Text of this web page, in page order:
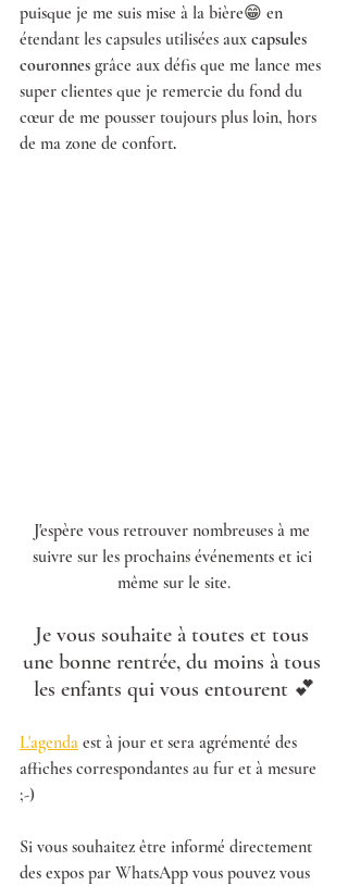
puisque je me suis mise à la bière😁 en
étendant les capsules utilisées aux capsules
couronnes grâce aux défis que me lance mes
super clientes que je remercie du fond du
cœur de me pousser toujours plus loin, hors
de ma zone de confort.
J'espère vous retrouver nombreuses à me
suivre sur les prochains événements et ici
même sur le site.
Je vous souhaite à toutes et tous
une bonne rentrée, du moins à tous
les enfants qui vous entourent 💕
L'agenda est à jour et sera agrémenté des
affiches correspondantes au fur et à mesure
;-)
Si vous souhaitez être informé directement
des expos par WhatsApp vous pouvez vous